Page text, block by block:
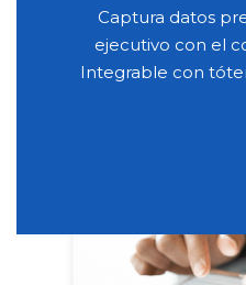
Captura datos
ejecutivo con el
Integrable con